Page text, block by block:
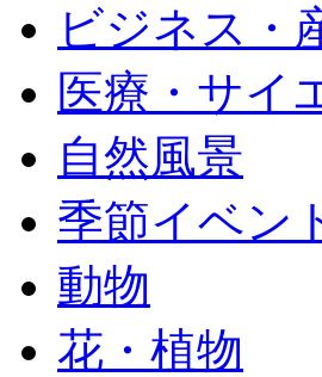
ビジネス・
医療・サイ
自然風景
季節イベン
動物
花・植物